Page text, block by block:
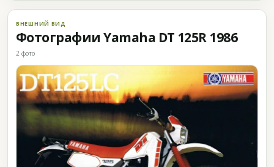
ВНЕШНИЙ ВИД
Фотографии Yamaha DT 125R 1986
2 фото